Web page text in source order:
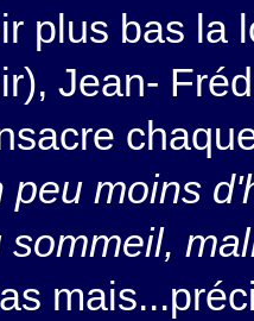
plus bas la
Jean-
peu moins